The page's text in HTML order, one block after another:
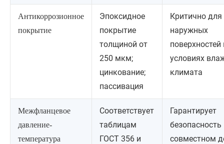
Антикоррозионное
покрытие
Эпоксидное
покрытие
толщиной от
250 мкм;
цинкование;
пассивация
Критично для
наружных
поверхностей
условиях
климата
Межфланцевое
давление-
температура
Соответствует
таблицам
ГОСТ 356 и
Гарантирует
безопасность
совместном